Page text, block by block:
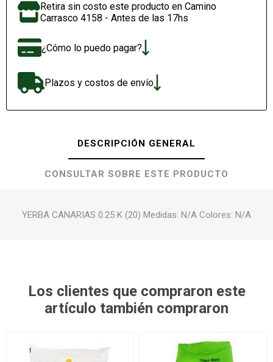
Retira sin costo este producto en Camino
Carrasco 4158 - Antes de las 17hs
¿Cómo lo puedo pagar?
Plazos y costos de envío
DESCRIPCIÓN GENERAL
CONSULTAR SOBRE ESTE PRODUCTO
YERBA CANARIAS 0.25 K (20) Medidas: N/A Colores: N/A
Los clientes que compraron este
artículo también compraron